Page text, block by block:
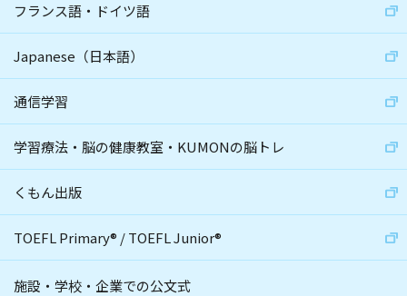
フランス語・ドイツ語
Japanese（日本語）
通信学習
学習療法・脳の健康教室・KUMONの脳トレ
くもん出版
TOEFL Primary® /TOEFL Junior®
施設・学校・企業での公文式